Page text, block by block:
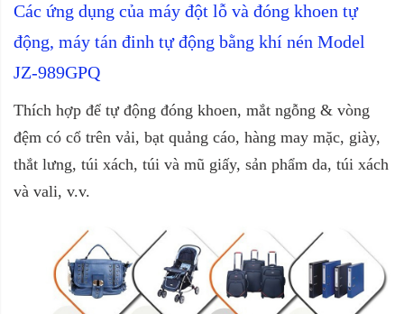
Các ứng dụng của máy đột lỗ và đóng khoen tự
động, máy tán đinh tự động bằng khí nén Model
JZ-989GPQ
Thích hợp để tự động đóng khoen, mắt ngỗng & vòng
đệm có cổ trên vải, bạt quảng cáo, hàng may mặc, giày,
thắt lưng, túi xách, túi và mũ giấy, sản phẩm da, túi xách
và vali, v.v.